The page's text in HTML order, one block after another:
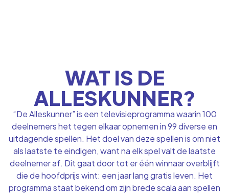
WAT IS DE
ALLESKUNNER?
“De Alleskunner” is een televisieprogramma waarin 100
deelnemers het tegen elkaar opnemen in 99 diverse en
uitdagende spellen. Het doel van deze spellen is om niet
als laatste te eindigen, want na elk spel valt de laatste
deelnemer af. Dit gaat door tot er één winnaar overblijft
die de hoofdprijs wint: een jaar lang gratis leven. Het
programma staat bekend om zijn brede scala aan spellen